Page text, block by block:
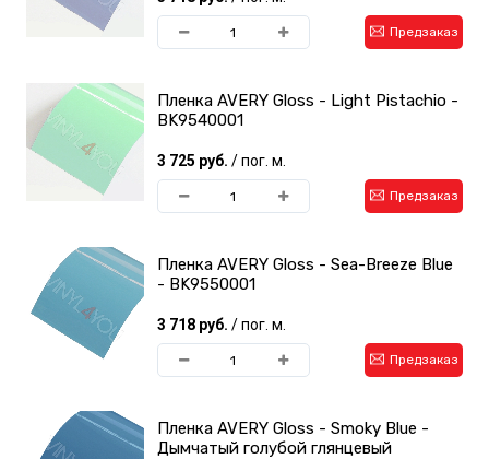
Предзаказ
Пленка AVERY Gloss - Light Pistachio -
BK9540001
3 725 руб. / пог. м.
Предзаказ
Пленка AVERY Gloss - Sea-Breeze Blue
- BK9550001
3 718 руб. / пог. м.
Предзаказ
Пленка AVERY Gloss - Smoky Blue -
Дымчатый голубой глянцевый